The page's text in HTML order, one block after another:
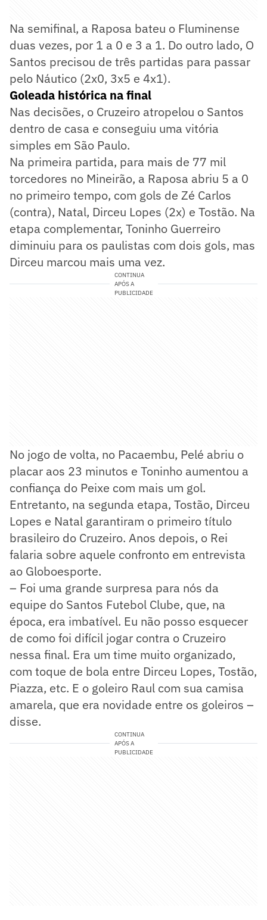
Na semifinal, a Raposa bateu o Fluminense
duas vezes, por 1 a 0 e 3 a 1. Do outro lado, O
Santos precisou de três partidas para passar
pelo Náutico (2x0, 3x5 e 4x1).
Goleada histórica na final
Nas decisões, o Cruzeiro atropelou o Santos
dentro de casa e conseguiu uma vitória
simples em São Paulo.
Na primeira partida, para mais de 77 mil
torcedores no Mineirão, a Raposa abriu 5 a 0
no primeiro tempo, com gols de Zé Carlos
(contra), Natal, Dirceu Lopes (2x) e Tostão. Na
etapa complementar, Toninho Guerreiro
diminuiu para os paulistas com dois gols, mas
Dirceu marcou mais uma vez.
CONTINUA
APÓS A
PUBLICIDADE
No jogo de volta, no Pacaembu, Pelé abriu o
placar aos 23 minutos e Toninho aumentou a
confiança do Peixe com mais um gol.
Entretanto, na segunda etapa, Tostão, Dirceu
Lopes e Natal garantiram o primeiro título
brasileiro do Cruzeiro. Anos depois, o Rei
falaria sobre aquele confronto em entrevista
ao Globoesporte.
– Foi uma grande surpresa para nós da
equipe do Santos Futebol Clube, que, na
época, era imbatível. Eu não posso esquecer
de como foi difícil jogar contra o Cruzeiro
nessa final. Era um time muito organizado,
com toque de bola entre Dirceu Lopes, Tostão,
Piazza, etc. E o goleiro Raul com sua camisa
amarela, que era novidade entre os goleiros –
disse.
CONTINUA
APÓS A
PUBLICIDADE